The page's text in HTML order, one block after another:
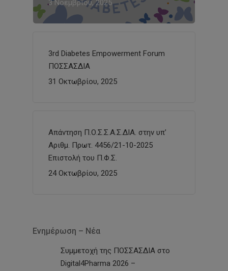
3 Νοεμβρίου, 2025
3rd Diabetes Empowerment Forum
ΠΟΣΣΑΣΔΙΑ
31 Οκτωβρίου, 2025
Απάντηση Π.Ο.Σ.Σ.Α.Σ.ΔΙΑ. στην υπ’
Αριθμ. Πρωτ. 4456/21-10-2025
Επιστολή του Π.Φ.Σ.
24 Οκτωβρίου, 2025
Ενημέρωση – Νέα
Συμμετοχή της ΠΟΣΣΑΣΔΙΑ στο
Digital4Pharma 2026 –